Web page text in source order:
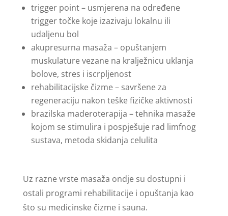
trigger point – usmjerena na određene
trigger točke koje izazivaju lokalnu ili
udaljenu bol
akupresurna masaža – opuštanjem
muskulature vezane na kralježnicu uklanja
bolove, stres i iscrpljenost
rehabilitacijske čizme – savršene za
regeneraciju nakon teške fizičke aktivnosti
brazilska maderoterapija – tehnika masaže
kojom se stimulira i pospješuje rad limfnog
sustava, metoda skidanja celulita
Uz razne vrste masaža ondje su dostupni i
ostali programi rehabilitacije i opuštanja kao
što su medicinske čizme i sauna.